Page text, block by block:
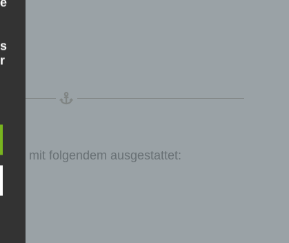
mit folgendem ausgestattet: